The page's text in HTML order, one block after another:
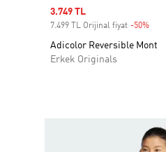
Sale price
3.749 TL
7.499 TL Orijinal fiyat -50%
Adicolor Reversible Mont
Erkek Originals